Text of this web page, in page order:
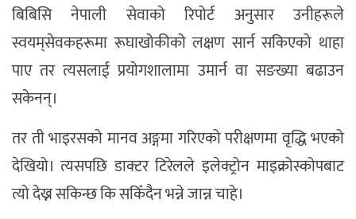
बिबिसि नेपाली सेवाको रिपोर्ट अनुसार उनीहरूले
स्वय‍म्‌सेवकहरूमा रूघाखोकीको लक्षण सार्न सकिएको थाहा
पाए तर त्यसलाई प्रयोगशालामा उमार्न वा सङख्या बढाउन
सकेनन्।
तर ती भाइरसको मानव अङ्गमा गरिएको परीक्षणमा वृद्धि भएको
देखियो। त्यसपछि डाक्टर टिरेलले इलेक्ट्रोन माइक्रोस्कोपबाट
त्यो देख्न सकिन्छ कि सकिँदैन भन्ने जान्न चाहे।